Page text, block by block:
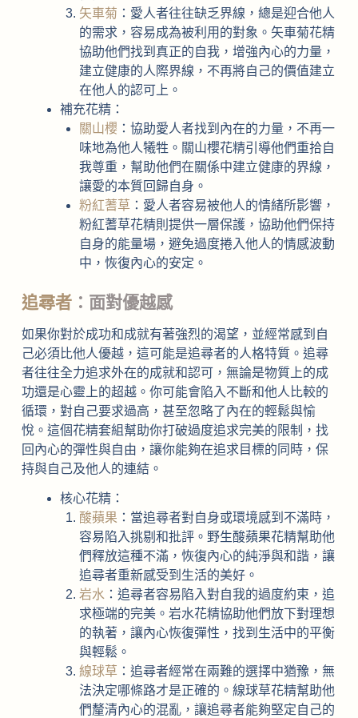
矢車菊 ：愛人者往往缺乏界線，總是迎合他人
的需求，容易成為被利用的對象。矢車菊花精
協助他們找到真正的自我，增強內心的力量，
建立健康的人際界線，不再將自己的價值建立
在他人的認可上。
補充花精：
關山櫻 ：協助愛人者找到內在的力量，不再一
味地為他人犧牲。關山櫻花精引導他們重拾自
我尊重，幫助他們在關係中建立健康的界線，
讓愛的本質回歸自身。
粉紅蓍草 ：愛人者容易被他人的情緒所影響，
粉紅蓍草花精則提供一層保護，協助他們保持
自身的能量場，避免過度捲入他人的情感波動
中，恢復內心的安定。
追尋者：面對優越感
如果你對於成功和成就有著強烈的渴望，並經常感到自
己必須比他人優越，這可能是追尋者的人格特質。追尋
者往往全力追求外在的成就和認可，無論是物質上的成
功還是心靈上的超越。你可能會陷入不斷和他人比較的
循環，對自己要求過高，甚至忽略了內在的輕鬆與愉
悅。這個花精套組幫助你打破過度追求完美的限制，找
回內心的彈性與自由，讓你能夠在追求目標的同時，保
持與自己及他人的連結。
核心花精：
酸蘋果 ：當追尋者對自身或環境感到不滿時，
容易陷入挑剔和批評。野生酸蘋果花精幫助他
們釋放這種不滿，恢復內心的純淨與和諧，讓
追尋者重新感受到生活的美好。
岩水 ：追尋者容易陷入對自我的過度約束，追
求極端的完美。岩水花精協助他們放下對理想
的執著，讓內心恢復彈性，找到生活中的平衡
與輕鬆。
線球草 ：追尋者經常在兩難的選擇中猶豫，無
法決定哪條路才是正確的。線球草花精幫助他
們釐清內心的混亂，讓追尋者能夠堅定自己的